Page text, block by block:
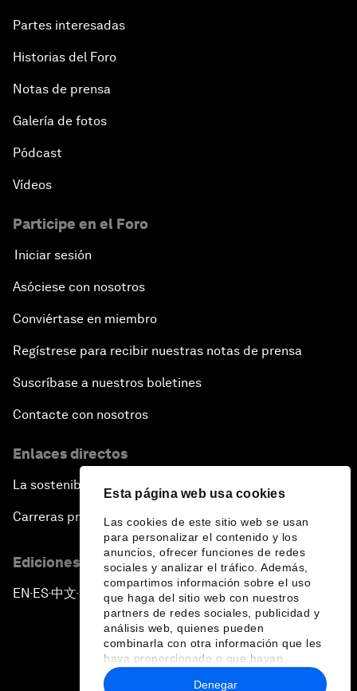
Esta página web usa cookies
Las cookies de este sitio web se usan
para personalizar el contenido y los
anuncios, ofrecer funciones de redes
sociales y analizar el tráfico. Además,
compartimos información sobre el uso
que haga del sitio web con nuestros
partners de redes sociales, publicidad y
análisis web, quienes pueden
combinarla con otra información que les
haya proporcionado o que hayan
recopilado a partir del uso que haya
Denegar
Partes interesadas
Historias del Foro
Notas de prensa
Galería de fotos
Pódcast
Vídeos
Participe en el Foro
Iniciar sesión
Asóciese con nosotros
Conviértase en miembro
Regístrese para recibir nuestras notas de prensa
Suscríbase a nuestros boletines
Contacte con nosotros
Enlaces directos
La sostenibilidad en el Foro
Carreras profesionales
Ediciones en otros idiomas
EN ▪ ES▪中文▪ 日本語